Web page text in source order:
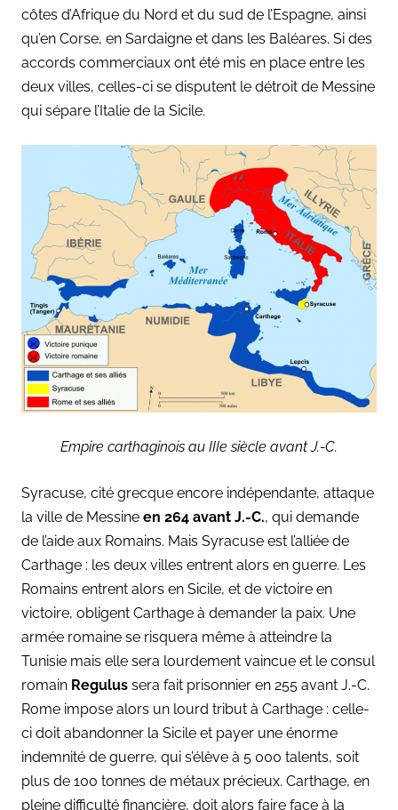
côtes d’Afrique du Nord et du sud de l’Espagne, ainsi
qu’en Corse, en Sardaigne et dans les Baléares. Si des
accords commerciaux ont été mis en place entre les
deux villes, celles-ci se disputent le détroit de Messine
qui sépare l’Italie de la Sicile.
Empire carthaginois au IIIe siècle avant J.-C.
Syracuse, cité grecque encore indépendante, attaque
la ville de Messine en 264 avant J.-C., qui demande
de l’aide aux Romains. Mais Syracuse est l’alliée de
Carthage : les deux villes entrent alors en guerre. Les
Romains entrent alors en Sicile, et de victoire en
victoire, obligent Carthage à demander la paix. Une
armée romaine se risquera même à atteindre la
Tunisie mais elle sera lourdement vaincue et le consul
romain Regulus sera fait prisonnier en 255 avant J.-C.
Rome impose alors un lourd tribut à Carthage : celle-
ci doit abandonner la Sicile et payer une énorme
indemnité de guerre, qui s’élève à 5 000 talents, soit
plus de 100 tonnes de métaux précieux. Carthage, en
pleine difficulté financière, doit alors faire face à la